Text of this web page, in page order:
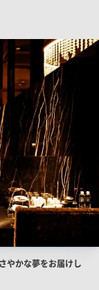
やかな夢をお届けし